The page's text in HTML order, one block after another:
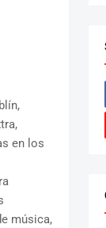
en los
música,